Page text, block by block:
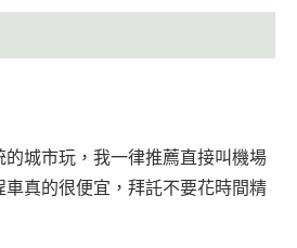
城市玩，我一律推薦直接叫機場
真的很便宜，拜託不要花時間精